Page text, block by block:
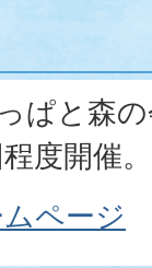
ぱと森
度開催。
ページ